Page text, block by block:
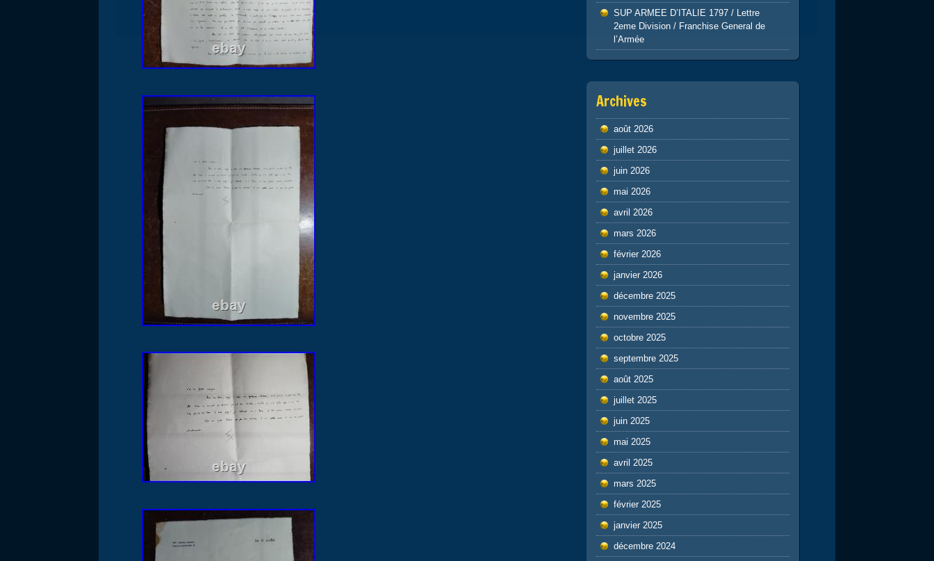
SUP ARMEE D’ITALIE 1797 / Lettre
2eme Division / Franchise General de
l’Armée
Archives
août 2026
juillet 2026
juin 2026
mai 2026
avril 2026
mars 2026
février 2026
janvier 2026
décembre 2025
novembre 2025
octobre 2025
septembre 2025
août 2025
juillet 2025
juin 2025
mai 2025
avril 2025
mars 2025
février 2025
janvier 2025
décembre 2024